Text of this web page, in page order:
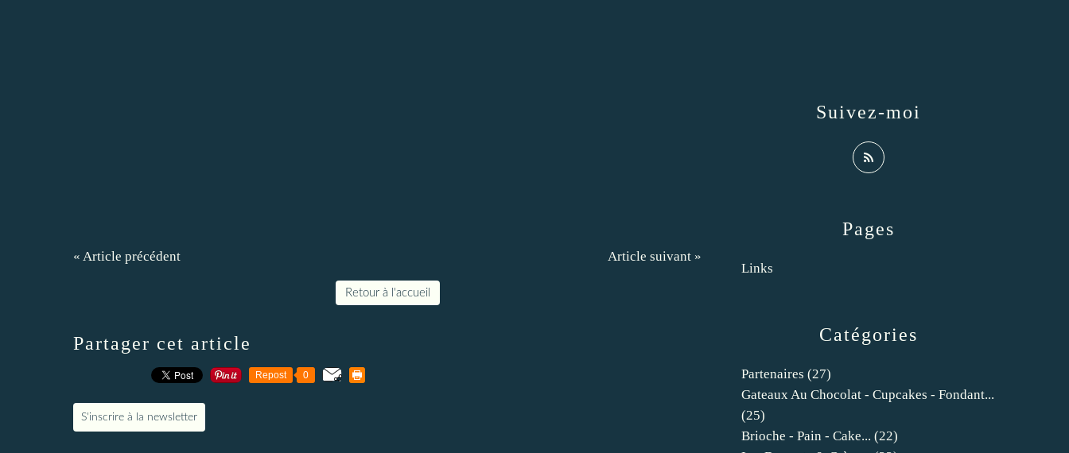
« Article précédent Article suivant »
Retour à l'accueil
Partager cet article
Repost 0
S'inscrire à la newsletter
Catégories
Partenaires (27)
Gateaux Au Chocolat - Cupcakes - Fondant...
(25)
Brioche - Pain - Cake... (22)
Pages
Links
Suivez-moi